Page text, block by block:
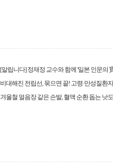
[알립니다] 정재정 교수와 함께 '일본 인문의
비대해진 전립선, 묶으면 끝! 고령·만성질환
겨울철 얼음장 같은 손발, 혈액 순환 돕는 낫